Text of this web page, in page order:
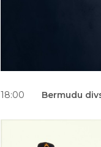
18:00 Bermudu